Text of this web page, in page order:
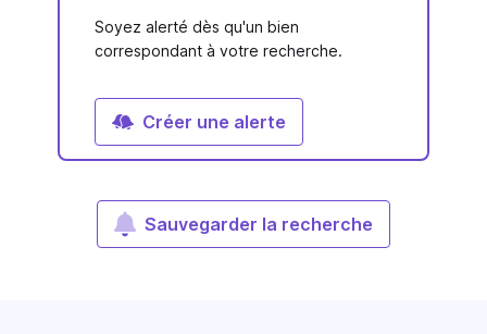
Soyez alerté dès qu'un bien
correspondant à votre recherche.
Créer une alerte
Sauvegarder la recherche